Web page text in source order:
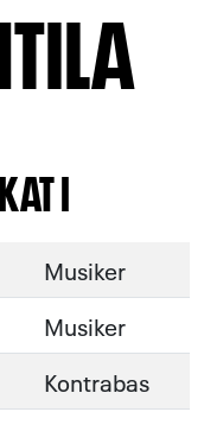
I
Musiker
Musiker
Kontrabas